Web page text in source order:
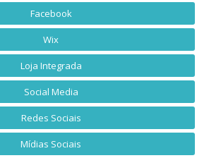
Facebook
Wix
Loja Integrada
Social Media
Redes Sociais
Mídias Sociais